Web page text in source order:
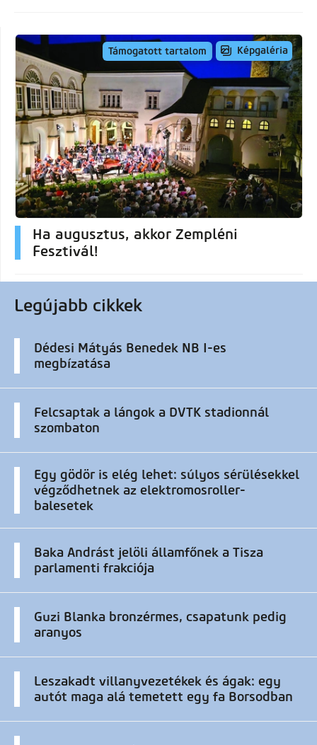
Támogatott tartalom Képgaléria
Ha augusztus, akkor Zempléni
Fesztivál!
Legújabb cikkek
Dédesi Mátyás Benedek NB I-es
megbízatása
Felcsaptak a lángok a DVTK stadionnál
szombaton
Egy gödör is elég lehet: súlyos sérülésekkel
végződhetnek az elektromosroller-
balesetek
Baka Andrást jelöli államfőnek a Tisza
parlamenti frakciója
Guzi Blanka bronzérmes, csapatunk pedig
aranyos
Leszakadt villanyvezetékek és ágak: egy
autót maga alá temetett egy fa Borsodban